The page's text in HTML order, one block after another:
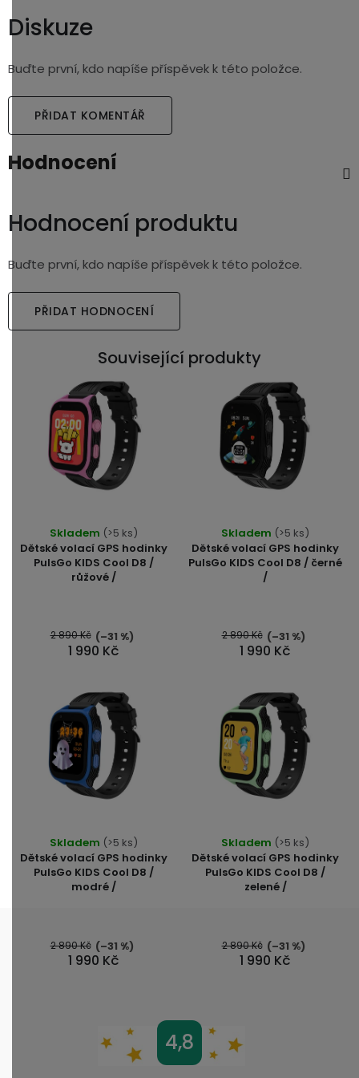
Diskuze
Buďte první, kdo napíše příspěvek k této položce.
PŘIDAT KOMENTÁŘ
Hodnocení
Hodnocení produktu
Buďte první, kdo napíše příspěvek k této položce.
PŘIDAT HODNOCENÍ
Související produkty
Dětské volací GPS hodinky
PulsGo KIDS Cool D8 /
růžové /
Skladem (>5 ks)
1 990 Kč
2 890 Kč (–31 %)
Dětské volací GPS hodinky
PulsGo KIDS Cool D8 / černé
/
Skladem (>5 ks)
1 990 Kč
2 890 Kč (–31 %)
Dětské volací GPS hodinky
PulsGo KIDS Cool D8 /
modré /
Skladem (>5 ks)
1 990 Kč
2 890 Kč (–31 %)
Dětské volací GPS hodinky
PulsGo KIDS Cool D8 /
zelené /
Skladem (>5 ks)
1 990 Kč
2 890 Kč (–31 %)
4,8